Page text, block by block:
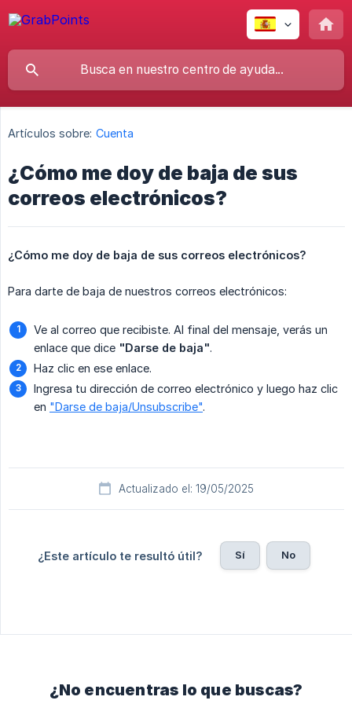
Artículos sobre: Cuenta
¿Cómo me doy de baja de sus
correos electrónicos?
¿Cómo me doy de baja de sus correos electrónicos?
Para darte de baja de nuestros correos electrónicos:
Ve al correo que recibiste. Al final del mensaje, verás un
enlace que dice "Darse de baja".
Haz clic en ese enlace.
Ingresa tu dirección de correo electrónico y luego haz clic
en "Darse de baja/Unsubscribe".
Actualizado el: 19/05/2025
¿Este artículo te resultó útil? Sí No
¿No encuentras lo que buscas?